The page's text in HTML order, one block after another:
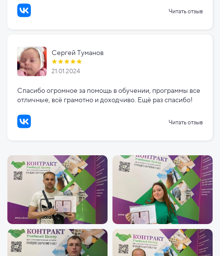
Читать отзыв
Сергей Туманов
21.01.2024
Спасибо огромное за помощь в обучении, программы все
отличные, всё грамотно и доходчиво. Ещё раз спасибо!
Читать отзыв